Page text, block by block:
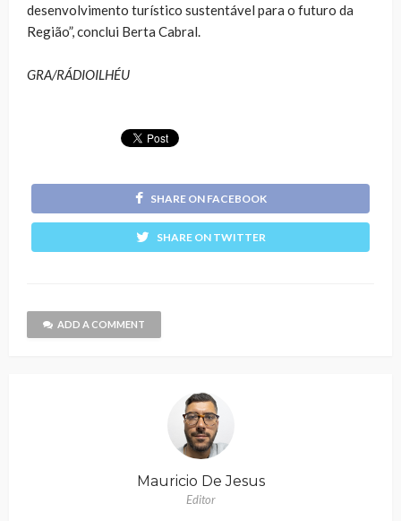
desenvolvimento turístico sustentável para o futuro da
Região”, conclui Berta Cabral.
GRA/RÁDIOILHÉU
SHARE ON FACEBOOK
SHARE ON TWITTER
ADD A COMMENT
Mauricio De Jesus
Editor